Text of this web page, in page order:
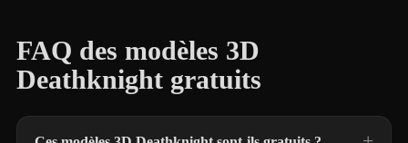
FAQ des modèles 3D
Deathknight gratuits